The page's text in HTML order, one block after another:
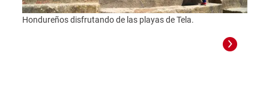
Hondureños disfrutando de las playas de Tela.